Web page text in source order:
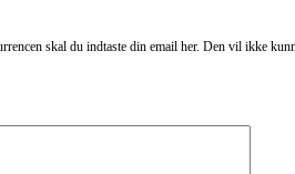
skal du indtaste din email her. Den vil ikke